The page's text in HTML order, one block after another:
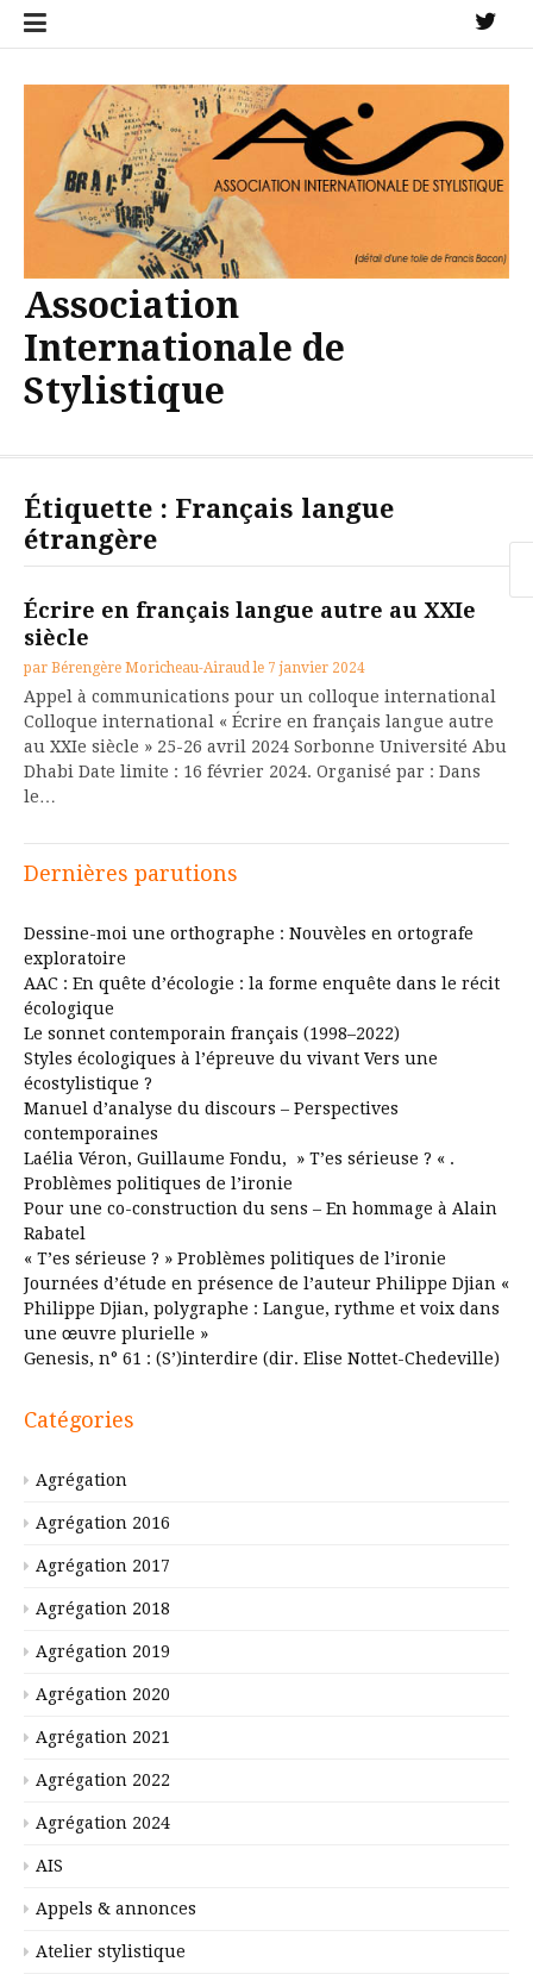
Aller
Association
Internationale de
Stylistique
Étiquette : Français langue
étrangère
Écrire en français langue autre au XXIe
siècle
par Bérengère Moricheau-Airaud le 7 janvier 2024
Appel à communications pour un colloque international
Colloque international « Écrire en français langue autre
au XXIe siècle » 25-26 avril 2024 Sorbonne Université Abu
Dhabi Date limite : 16 février 2024. Organisé par : Dans
le…
Dernières parutions
Dessine-moi une orthographe : Nouvèles en ortografe
exploratoire
AAC : En quête d’écologie : la forme enquête dans le récit
écologique
Le sonnet contemporain français (1998–2022)
Styles écologiques à l’épreuve du vivant Vers une
écostylistique ?
Manuel d’analyse du discours – Perspectives
contemporaines
Laélia Véron, Guillaume Fondu, » T’es sérieuse ? « .
Problèmes politiques de l’ironie
Pour une co-construction du sens – En hommage à Alain
Rabatel
« T’es sérieuse ? » Problèmes politiques de l’ironie
Journées d’étude en présence de l’auteur Philippe Djian «
Philippe Djian, polygraphe : Langue, rythme et voix dans
une œuvre plurielle »
Genesis, n° 61 : (S’)interdire (dir. Elise Nottet-Chedeville)
Catégories
Agrégation
Agrégation 2016
Agrégation 2017
Agrégation 2018
Agrégation 2019
Agrégation 2020
Agrégation 2021
Agrégation 2022
Agrégation 2024
AIS
Appels & annonces
Atelier stylistique